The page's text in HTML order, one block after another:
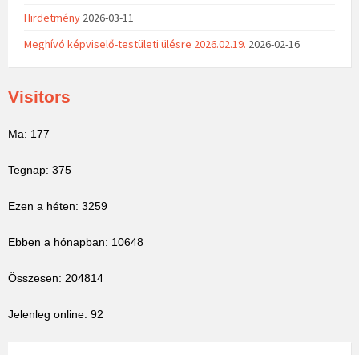
Hirdetmény 2026-03-11
Meghívó képviselő-testületi ülésre 2026.02.19. 2026-02-16
Visitors
Ma: 177
Tegnap: 375
Ezen a héten: 3259
Ebben a hónapban: 10648
Összesen: 204814
Jelenleg online: 92